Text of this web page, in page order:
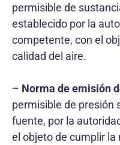
permisible de
establecido por la
competente, con el
calidad del aire.
– Norma de emisión
permisible de presión
fuente, por la
el objeto de cumplir